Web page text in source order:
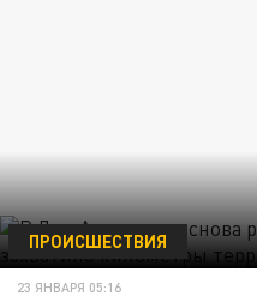
ПРОИСШЕСТВИЯ
23 ЯНВАРЯ 05:16